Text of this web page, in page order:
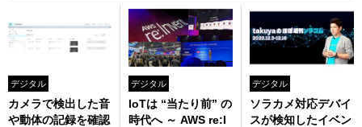
デジタル
カメラで検出した音
や動体の記録を確認
デジタル
IoTは “当たり前” の
時代へ ～ AWS re:I
デジタル
ソラカメ対応デバイ
スが検知したイベン